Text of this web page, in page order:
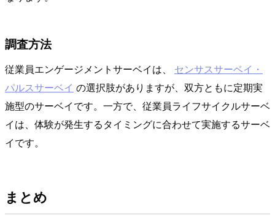
調査方法
従業員エンゲージメントサーベイは、 センサスサーベイ・
パルスサーベイ の選択肢がありますが、双方ともに定期実
施型のサーベイです。一方で、従業員ライフサイクルサーベ
イは、体験が発生するタイミングに合わせて実施するサーベ
イです。
まとめ